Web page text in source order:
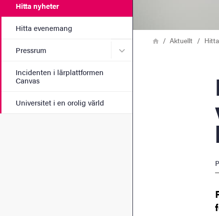
Hitta nyheter
Hitta evenemang
Pressrum Undermeny för Pressrum
Incidenten i lärplattformen
Canvas
Universitet i en orolig värld
LänkstigHemAktuellt